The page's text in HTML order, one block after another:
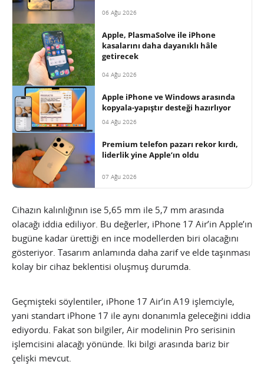
06 Ağu 2026
Apple, PlasmaSolve ile iPhone
kasalarını daha dayanıklı hâle
getirecek
04 Ağu 2026
Apple iPhone ve Windows arasında
kopyala-yapıştır desteği hazırlıyor
04 Ağu 2026
Premium telefon pazarı rekor kırdı,
liderlik yine Apple’ın oldu
07 Ağu 2026
Cihazın kalınlığının ise 5,65 mm ile 5,7 mm arasında
olacağı iddia ediliyor. Bu değerler, iPhone 17 Air’in Apple’ın
bugüne kadar ürettiği en ince modellerden biri olacağını
gösteriyor. Tasarım anlamında daha zarif ve elde taşınması
kolay bir cihaz beklentisi oluşmuş durumda.
Geçmişteki söylentiler, iPhone 17 Air’in A19 işlemciyle,
yani standart iPhone 17 ile aynı donanımla geleceğini iddia
ediyordu. Fakat son bilgiler, Air modelinin Pro serisinin
işlemcisini alacağı yönünde. İki bilgi arasında bariz bir
çelişki mevcut.